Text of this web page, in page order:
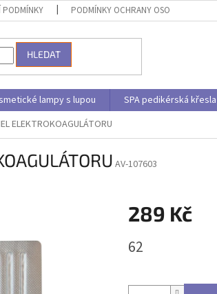
PODMÍNKY PODMÍNKY OCHRANY OSOBNÍCH ÚDAJŮ
HLEDAT
lampy s lupou SPA pedikérská křesla
ELEKTROKOAGULÁTORU
AV-107603
289 Kč
cena:
62